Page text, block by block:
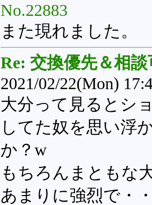
No.22883
また現れました。
Re: 交換優先＆相談
2021/02/22(Mon)
大分って見るとシ
してた奴を思い浮
か？w
もちろんまともな
あまりに強烈で・